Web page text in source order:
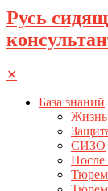
Русь
✕
База знаний
Жизнь
СИЗО
После